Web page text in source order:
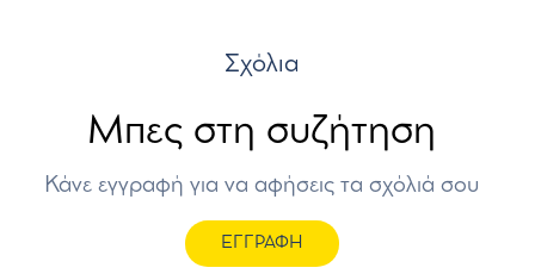
Σχόλια
Μπες στη συζήτηση
Κάνε εγγραφή για να αφήσεις τα σχόλιά σου
ΕΓΓΡΑΦΗ